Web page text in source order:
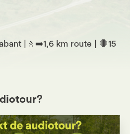
|🚶‍➡️1,6 km route | 🛑15